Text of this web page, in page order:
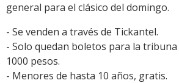
general para el clásico del domingo.
- Se venden a través de Tickantel.
- Solo quedan boletos para la tribuna
1000 pesos.
- Menores de hasta 10 años, gratis.